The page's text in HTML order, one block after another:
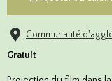
Communauté
Gratuit